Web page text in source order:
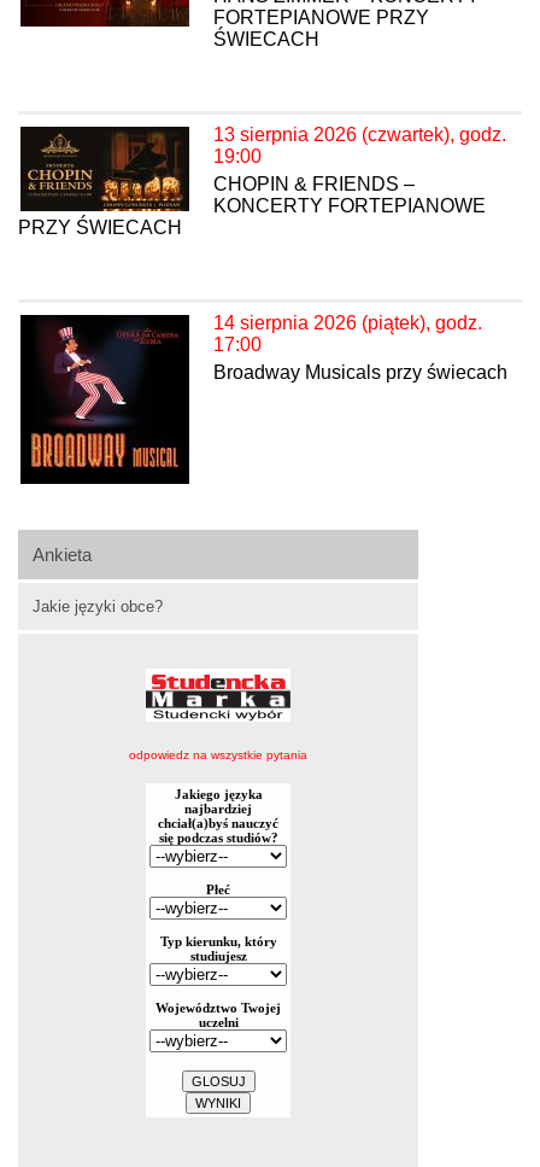
Ankieta
Jakie języki obce?
odpowiedz na wszystkie pytania
FORTEPIANOWE PRZY
ŚWIECACH
13 sierpnia 2026 (czwartek), godz.
19:00
CHOPIN & FRIENDS –
KONCERTY FORTEPIANOWE
PRZY ŚWIECACH
14 sierpnia 2026 (piątek), godz.
17:00
Broadway Musicals przy świecach